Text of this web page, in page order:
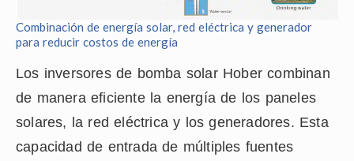
Combinación de energía solar, red eléctrica y generador
para reducir costos de energía
Los inversores de bomba solar Hober combinan
de manera eficiente la energía de los paneles
solares, la red eléctrica y los generadores. Esta
capacidad de entrada de múltiples fuentes